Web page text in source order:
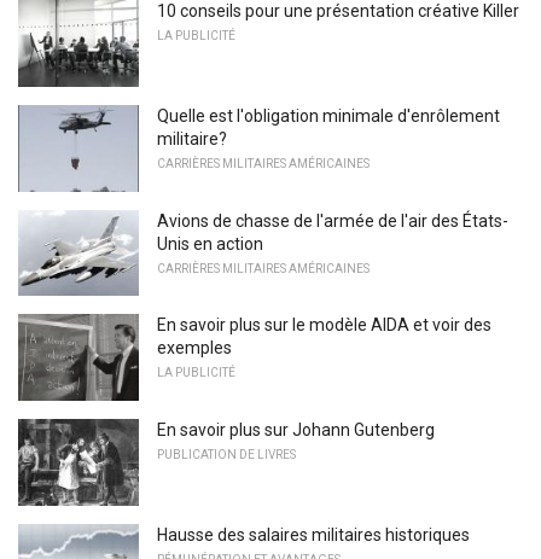
10 conseils pour une présentation créative Killer
LA PUBLICITÉ
Quelle est l'obligation minimale d'enrôlement
militaire?
CARRIÈRES MILITAIRES AMÉRICAINES
Avions de chasse de l'armée de l'air des États-
Unis en action
CARRIÈRES MILITAIRES AMÉRICAINES
En savoir plus sur le modèle AIDA et voir des
exemples
LA PUBLICITÉ
En savoir plus sur Johann Gutenberg
PUBLICATION DE LIVRES
Hausse des salaires militaires historiques